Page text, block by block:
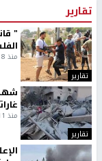
تقارير
تقارير
"
منذ 8 ثواني
تقارير
منذ 11 ثانية